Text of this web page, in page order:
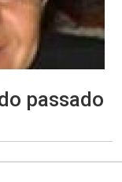
passado